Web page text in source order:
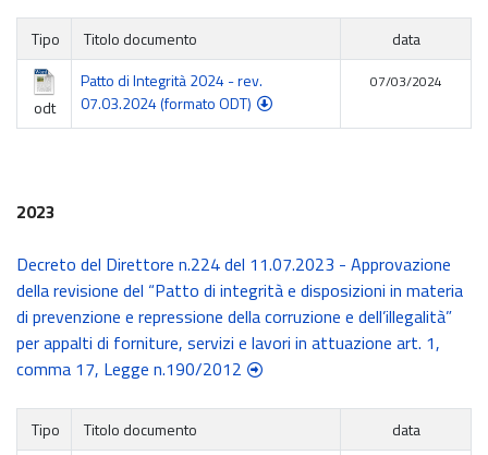
Tipo Titolo documento data
odt
Patto di Integrità 2024 - rev.
07.03.2024 (formato ODT)
07/03/2024
2023
Decreto del Direttore n.224 del 11.07.2023 - Approvazione
della revisione del “Patto di integrità e disposizioni in materia
di prevenzione e repressione della corruzione e dell’illegalità”
per appalti di forniture, servizi e lavori in attuazione art. 1,
comma 17, Legge n.190/2012
Tipo Titolo documento data